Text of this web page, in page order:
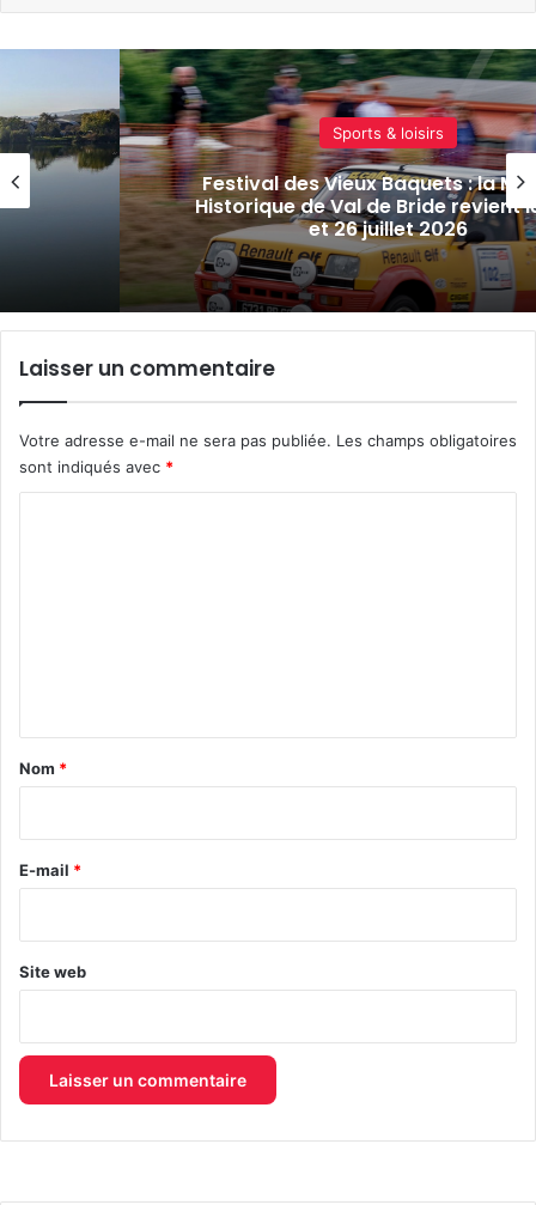
25
Actualité locale & société
Kayak, fin des soldes,
actus de la semaine à Metz
(24 juillet 2026)
Laisser un commentaire
Votre adresse e-mail ne sera pas publiée. Les champs obligatoires
sont indiqués avec *
a
e
Nom *
E-mail *
Site web